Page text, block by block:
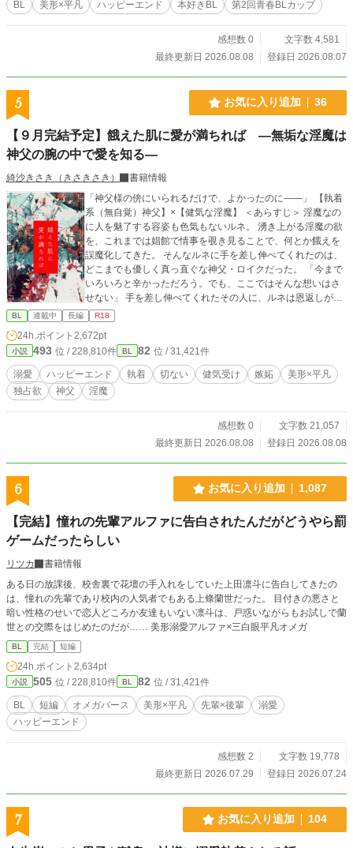
BL 美形×平凡 ハッピーエンド 本好きBL 第2回青春BLカップ
感想数 0
文字数 4,581
最終更新日 2026.08.08
登録日 2026.08.07
5 お気に入り追加 36
【９月完結予定】餓えた肌に愛が満ちれば ―無垢な淫魔は
神父の腕の中で愛を知る―
綺沙きさき（きさきさき）
書籍情報
「神父様の傍にいられるだけで、よかったのに――」 【執着
系（無自覚）神父】×【健気な淫魔】 ＜あらすじ＞ 淫魔なの
に人を魅了する容姿も色気もないルネ。 湧き上がる淫魔の欲
を、これまでは娼館で情事を覗き見ることで、何とか餓えを
誤魔化してきた。 そんなルネに手を差し伸べてくれたのは、
どこまでも優しく真っ直ぐな神父・ロイクだった。 「今まで
いろいろと辛かっただろう。でも、ここではそんな想いはさ
せない」 手を差し伸べてくれたその人に、ルネは恩返しがし
たかった。 けれど、ルネの“欲”は、日に日にロイクだけに向
かっていって……―― 抑えきれないルネの渇きと、知らず深
まるロイクの執着。 そしてれ違うふたりの行き着く先は――
BL 連載中 長編 R18
24h.ポイント 2,672pt
小説 493 位 / 228,810件 BL 82 位 / 31,421件
溺愛 ハッピーエンド 執着 切ない 健気受け 嫉妬
美形×平凡
独占欲
神父 淫魔
感想数 0
文字数 21,057
最終更新日 2026.08.08
登録日 2026.08.08
6 お気に入り追加 1,087
【完結】憧れの先輩アルファに告白されたんだがどうやら罰
ゲームだったらしい
リツカ
書籍情報
ある日の放課後、校舎裏で花壇の手入れをしていた上田凛斗に告白してきたの
は、憧れの先輩であり校内の人気者でもある上條蘭世だった。 目付きの悪さと
暗い性格のせいで恋人どころか友達もいない凛斗は、戸惑いながらもお試しで蘭
世との交際をはじめたのだが…… 美形溺愛アルファ×三白眼平凡オメガ
BL 完結 短編
24h.ポイント 2,634pt
小説 505 位 / 228,810件 BL 82 位 / 31,421件
BL 短編 オメガバース 美形×平凡 先輩×後輩
溺愛
ハッピーエンド
感想数 2
文字数 19,778
最終更新日 2026.07.29
登録日 2026.07.24
7 お気に入り追加 104